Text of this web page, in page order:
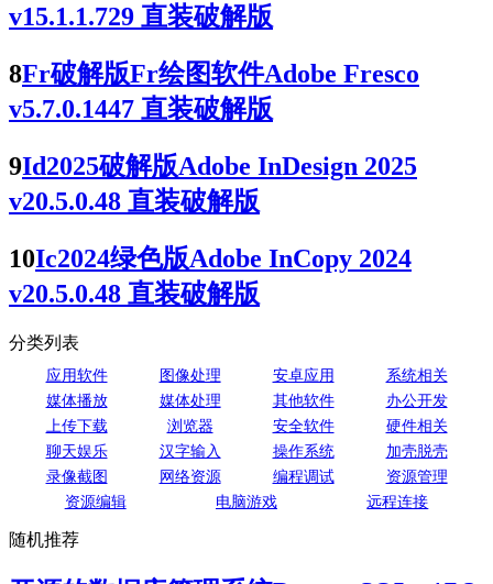
v15.1.1.729 直装破解版
8Fr破解版Fr绘图软件Adobe Fresco
v5.7.0.1447 直装破解版
9Id2025破解版Adobe InDesign 2025
v20.5.0.48 直装破解版
10Ic2024绿色版Adobe InCopy 2024
v20.5.0.48 直装破解版
分类列表
应用软件 图像处理 安卓应用
系统相关
媒体播放
媒体处理 其他软件
办公开发
上传下载
浏览器 安全软件
硬件相关
聊天娱乐
汉字输入 操作系统
加壳脱壳
录像截图
网络资源 编程调试
资源管理
资源编辑
电脑游戏 远程连接
随机推荐